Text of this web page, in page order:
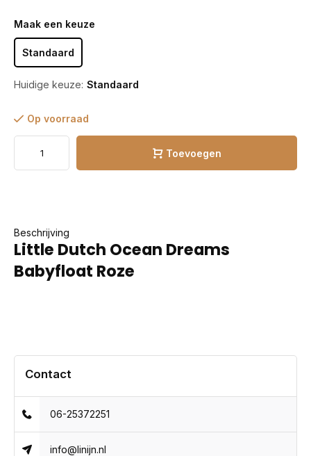
Maak een keuze
Standaard
Huidige keuze: Standaard
Op voorraad
Toevoegen
Beschrijving
Little Dutch Ocean Dreams
Babyfloat Roze
Contact
06-25372251
info@linijn.nl